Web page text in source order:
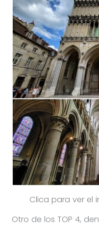
Clica para ver el
Otro de los TOP 4,